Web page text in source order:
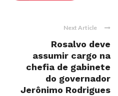
Next Article
Rosalvo deve
assumir cargo na
chefia de gabinete
do governador
Jerônimo Rodrigues